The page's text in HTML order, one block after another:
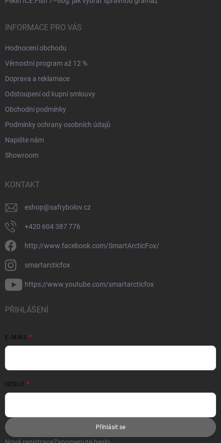
INFORMACE PRO VÁS
Hodnocení obchodu
Věrnostní program až 12 %
Doprava a reklamace
Odstoupení od kupní smlouvy
Obchodní podmínky
Podmínky ochrany osobních údajů
Napište nám
Showroom
KONTAKT
eshop@safrybolov.cz
+420 604 387 776
http://www.facebook.com/SmartArcticFox/
smartarcticfox
https://www.youtube.com/smartarcticfox
PŘIHLÁŠENÍ
E-MAIL
HESLO
Přihlásit se